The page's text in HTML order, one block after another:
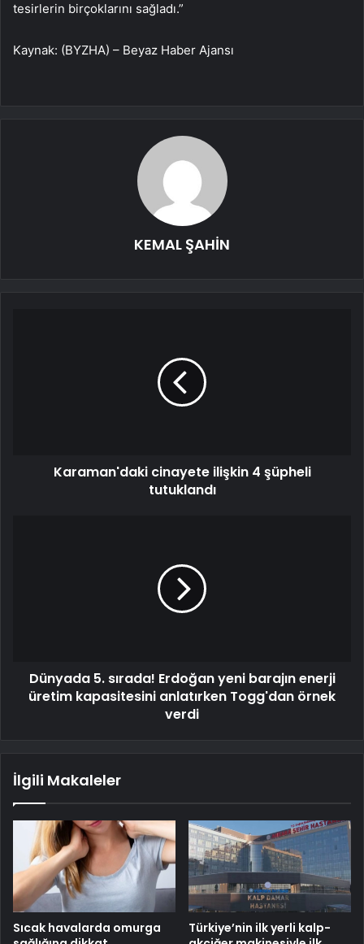
tesirlerin birçoklarını sağladı.”
Kaynak: (BYZHA) – Beyaz Haber Ajansı
KEMAL ŞAHİN
Karaman'daki cinayete ilişkin 4 şüpheli
tutuklandı
Dünyada 5. sırada! Erdoğan yeni barajın enerji
üretim kapasitesini anlatırken Togg'dan örnek
verdi
İlgili Makaleler
Sıcak havalarda omurga
Türkiye’nin ilk yerli kalp-